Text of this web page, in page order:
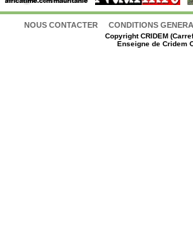
NOUS CONTACTER CONDITIONS
CopyrightCRIDEM
Enseigne de Cridem